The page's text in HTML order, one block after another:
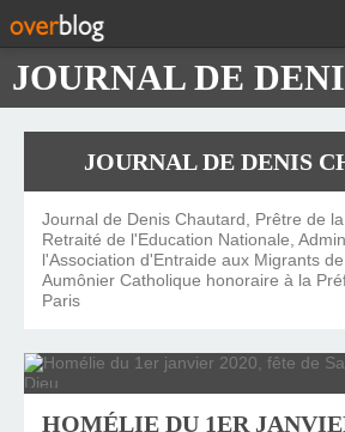
JOURNAL DE DENIS
Journal de Denis Chautard, Prêtre de
Retraité de l'Education Nationale,
l'Association d'Entraide aux Migrants
Aumônier Catholique honoraire à la
Paris